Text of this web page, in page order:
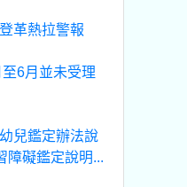
革熱拉警報
6月並未受理
兒鑑定辦法說
障礙鑑定說明...